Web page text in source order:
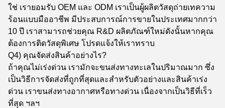
ใช่ เรายอมรับ OEM และ ODM เราเป็นผู้ผลิตวัสดุถ่ายเทความ
ร้อนแบบมืออาชีพ มีประสบการณ์การขายในประเทศมากกว่า
10 ปี เราสามารถช่วยคุณ R&D ผลิตภัณฑ์ใหม่ดังนั้นหากคุณ
ต้องการติดวัสดุพิเศษ โปรดแจ้งให้เราทราบ
Q4) คุณจัดส่งสินค้าอย่างไร?
ถ้าคุณไม่เร่งด่วน เรามักจะขนส่งทางทะเลในปริมาณมาก ซึ่ง
เป็นวิธีการจัดส่งที่ถูกที่สุดและสำหรับตัวอย่างและสินค้าเร่ง
ด่วน เราขนส่งทางอากาศหรือทางด่วน เนื่องจากเป็นวิธีที่เร็ว
ที่สุด ฯลฯ